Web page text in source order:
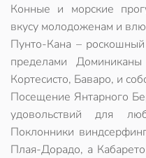
Конные и морские
вкусу молодоженам и
Пунто-Кана –
пределами
Кортесисто, Баваро, и
Посещение Янтарного
удовольствий для
Поклонники
Плая-Дорадо, а